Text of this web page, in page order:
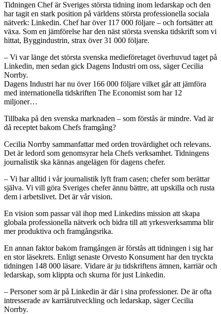
Tidningen Chef är Sveriges största tidning inom ledarskap och den
har tagit en stark position på världens största professionella sociala
nätverk: Linkedin. Chef har över 117 000 följare – och fortsätter att
växa. Som en jämförelse har den näst största svenska tidskrift som vi
hittat, Byggindustrin, strax över 31 000 följare.
– Vi var länge det största svenska medieföretaget överhuvud taget på
Linkedin, men sedan gick Dagens Industri om oss, säger Cecilia
Norrby.
Dagens Industri har nu över 166 000 följare vilket går att jämföra
med internationella tidskriften The Economist som har 12
miljoner…
Tillbaka på den svenska marknaden – som förstås är mindre. Vad är
då receptet bakom Chefs framgång?
Cecilia Norrby sammanfattar med orden trovärdighet och relevans.
Det är ledord som genomsyrar hela Chefs verksamhet. Tidningens
journalistik ska kännas angelägen för dagens chefer.
– Vi har alltid i vår journalistik lyft fram casen; chefer som berättar
själva. Vi vill göra Sveriges chefer ännu bättre, att upskilla och rusta
dem i arbetslivet. Det är vår vision.
En vision som passar väl ihop med Linkedins mission att skapa
globala professionella nätverk och bidra till att yrkesverksamma blir
mer produktiva och framgångsrika.
En annan faktor bakom framgången är förstås att tidningen i sig har
en stor läsekrets. Enligt senaste Orvesto Konsument har den tryckta
tidningen 148 000 läsare. Vidare är ju tidskriftens ämnen, karriär och
ledarskap, som klippta och skurna för just Linkedin.
– Personer som är på Linkedin är där i sina professioner. De är ofta
intresserade av karriärutveckling och ledarskap, säger Cecilia
Norrby.